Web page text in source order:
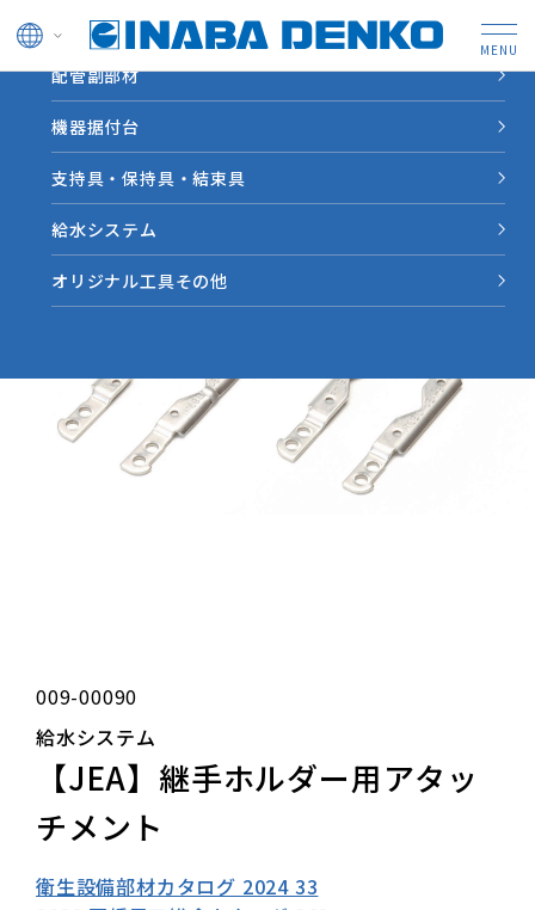
ドレン管
配管副部材
機器据付台
支持具・保持具・結束具
給水システム
オリジナル工具その他
HOME 製品情報 【JEA】継手ホルダー用アタッチメント
009-00090
給水システム
【JEA】継手ホルダー用アタッ
チメント
衛生設備部材カタログ 2024 33